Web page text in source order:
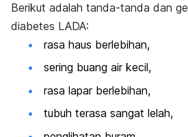
Berikut adalah tanda-tanda dan
diabetes LADA:
rasa haus berlebihan,
sering buang air kecil,
rasa lapar berlebihan,
tubuh terasa sangat lelah,